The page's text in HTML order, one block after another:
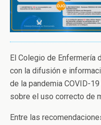
El Colegio de Enfermería
con la difusión e
de la pandemia COVID-
sobre el uso correcto de
Entre las